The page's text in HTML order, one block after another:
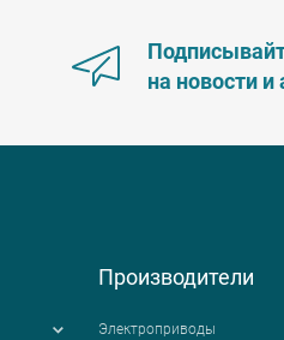
на новости и
Производители
Электроприводы